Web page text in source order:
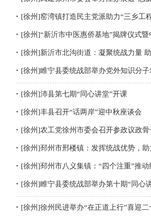
[徐州]窑湾镇打造民主党派助力“三乡工
[徐州]“新沂市中医惠侨基地”揭牌仪式
[徐州]新沂市北沟街道：凝聚统战力量
[徐州]睢宁县委统战部举办党外知识分子
[徐州]沛县第七期“同心讲堂”开课
[徐州]丰县召开“话两岸”迎中秋座谈会
[徐州]农工党徐州市委会召开参政议政
[徐州]邳州市邢楼镇：发挥统战优势，
[徐州]邳州市八义集镇：“四个注重”推
[徐州]睢宁县委统战部举办第十期“同心
[徐州]徐州民进举办“在正道上行”喜迎